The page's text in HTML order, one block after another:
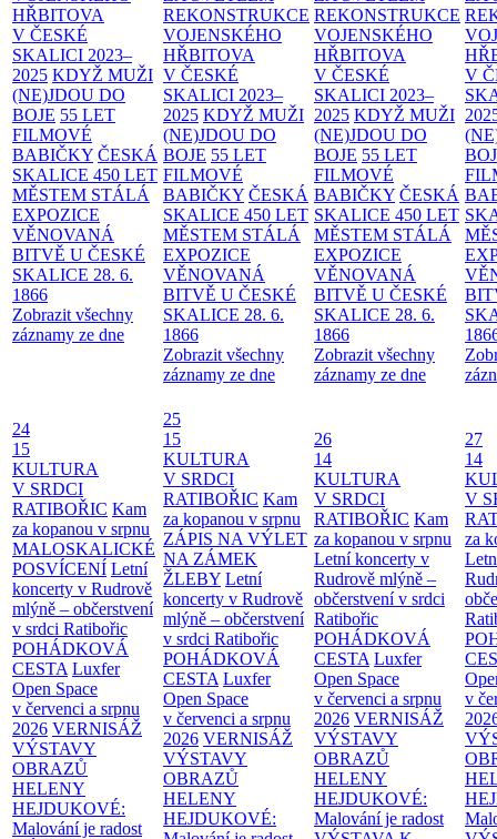
HŘBITOVA
V ČESKÉ
SKALICI 2023–
2025 KDYŽ MUŽI
(NE)JDOU DO
BOJE 55 LET
FILMOVÉ
BABIČKY ČESKÁ
SKALICE 450 LET
MĚSTEM STÁLÁ
EXPOZICE
VĚNOVANÁ
BITVĚ U ČESKÉ
SKALICE 28. 6.
1866
Zobrazit všechny
záznamy ze dne
REKONSTRUKCE
VOJENSKÉHO
HŘBITOVA
V ČESKÉ
SKALICI 2023–
2025 KDYŽ MUŽI
(NE)JDOU DO
BOJE 55 LET
FILMOVÉ
BABIČKY ČESKÁ
SKALICE 450 LET
MĚSTEM STÁLÁ
EXPOZICE
VĚNOVANÁ
BITVĚ U ČESKÉ
SKALICE 28. 6.
1866
Zobrazit všechny
záznamy ze dne
REKONSTRUKCE
VOJENSKÉHO
HŘBITOVA
V ČESKÉ
SKALICI 2023–
2025 KDYŽ MUŽI
(NE)JDOU DO
BOJE 55 LET
FILMOVÉ
BABIČKY ČESKÁ
SKALICE 450 LET
MĚSTEM STÁLÁ
EXPOZICE
VĚNOVANÁ
BITVĚ U ČESKÉ
SKALICE 28. 6.
1866
Zobrazit všechny
záznamy ze dne
V
24
15
KULTURA
V SRDCI
RATIBOŘIC Kam
za kopanou v srpnu
MALOSKALICKÉ
POSVÍCENÍ Letní
koncerty v Rudrově
mlýně – občerstvení
v srdci Ratibořic
POHÁDKOVÁ
CESTA Luxfer
Open Space
v červenci a srpnu
2026 VERNISÁŽ
VÝSTAVY
OBRAZŮ
HELENY
HEJDUKOVÉ:
Malování je radost
25
15
KULTURA
V SRDCI
RATIBOŘIC Kam
za kopanou v srpnu
ZÁPIS NA VÝLET
NA ZÁMEK
ŽLEBY Letní
koncerty v Rudrově
mlýně – občerstvení
v srdci Ratibořic
POHÁDKOVÁ
CESTA Luxfer
Open Space
v červenci a srpnu
2026 VERNISÁŽ
VÝSTAVY
OBRAZŮ
HELENY
HEJDUKOVÉ:
26
14
KULTURA
V SRDCI
RATIBOŘIC Kam
za kopanou v srpnu
Letní koncerty v
Rudrově mlýně –
občerstvení v srdci
Ratibořic
POHÁDKOVÁ
CESTA Luxfer
Open Space
v červenci a srpnu
2026 VERNISÁŽ
VÝSTAVY
OBRAZŮ
HELENY
HEJDUKOVÉ:
Malování je radost
27
14
V
za
v